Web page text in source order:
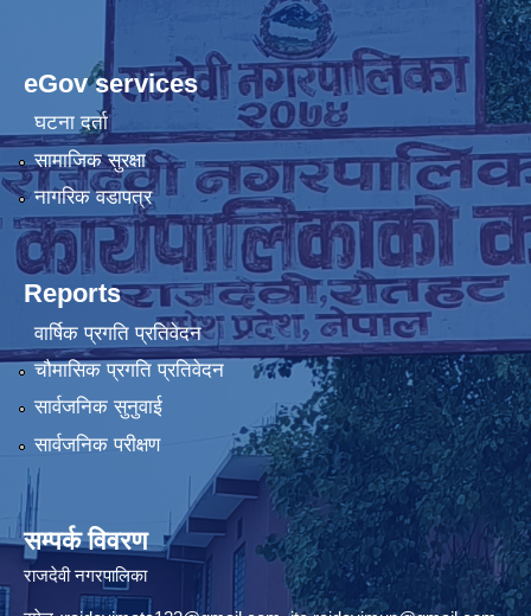
eGov services
घटना दर्ता
सामाजिक सुरक्षा
नागरिक वडापत्र
Reports
वार्षिक प्रगति प्रतिवेदन
चौमासिक प्रगति प्रतिवेदन
सार्वजनिक सुनुवाई
सार्वजनिक परीक्षण
सम्पर्क विवरण
राजदेवी नगरपालिका